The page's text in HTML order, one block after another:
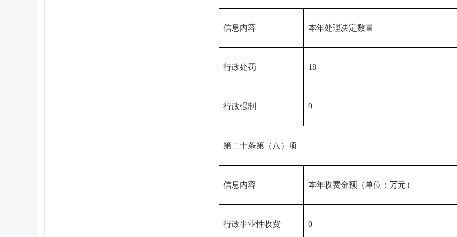
信息内容 本年处理决定数量
行政处罚 18
行政强制 9
第二十条第（八）项
信息内容 本年收费金额（单位：万元）
行政事业性收费 0